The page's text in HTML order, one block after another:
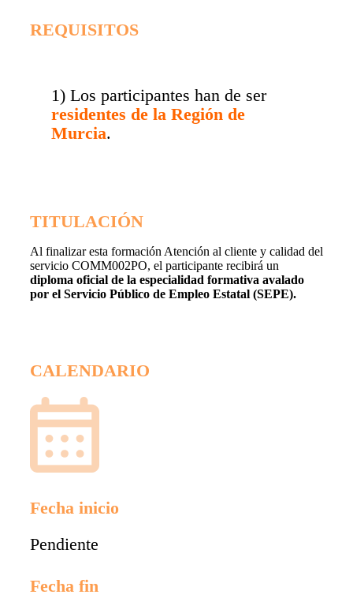
REQUISITOS
1) Los participantes han de ser
residentes de la Región de
Murcia.
TITULACIÓN
Al finalizar esta formación Atención al cliente y calidad del
servicio COMM002PO, el participante recibirá un
diploma oficial de la especialidad formativa avalado
por el Servicio Público de Empleo Estatal (SEPE).
CALENDARIO
Fecha inicio
Pendiente
Fecha fin